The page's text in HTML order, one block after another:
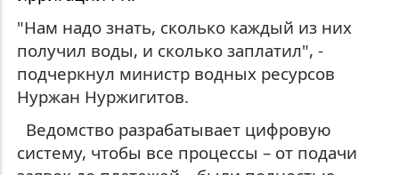
"Нам надо знать, сколько каждый из них
получил воды, и сколько заплатил", -
подчеркнул министр водных ресурсов
Нуржан Нуржигитов.
Ведомство разрабатывает цифровую
систему, чтобы все процессы – от подачи